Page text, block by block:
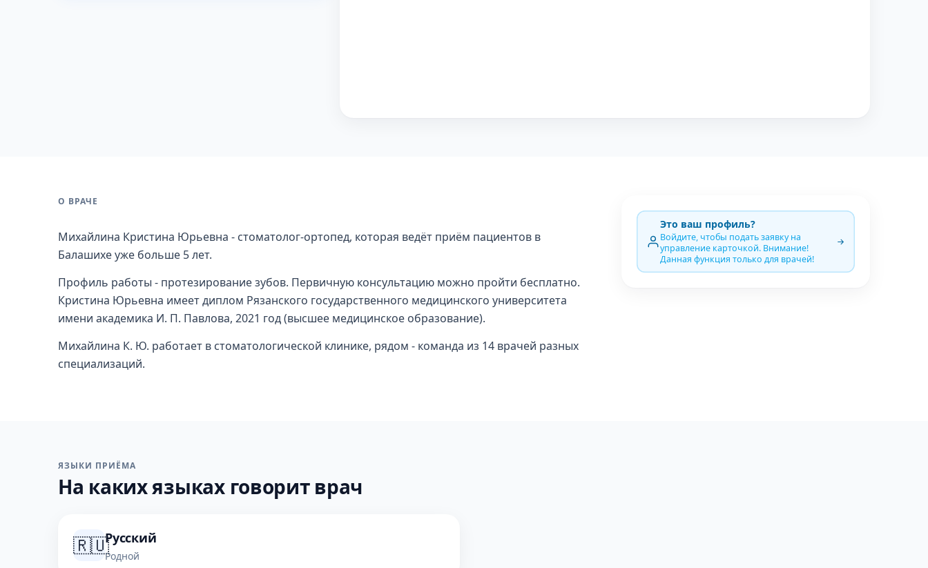
О ВРАЧЕ
Михайлина Кристина Юрьевна - стоматолог-ортопед, которая ведёт приём пациентов в
Балашихе уже больше 5 лет.
Профиль работы - протезирование зубов. Первичную консультацию можно пройти бесплатно.
Кристина Юрьевна имеет диплом Рязанского государственного медицинского университета
имени академика И. П. Павлова, 2021 год (высшее медицинское образование).
Михайлина К. Ю. работает в стоматологической клинике, рядом - команда из 14 врачей разных
специализаций.
Это ваш профиль?
Войдите, чтобы подать заявку на
управление карточкой. Внимание!
Данная функция только для врачей!
ЯЗЫКИ ПРИЁМА
На каких языках говорит врач
🇷🇺Русский
Родной